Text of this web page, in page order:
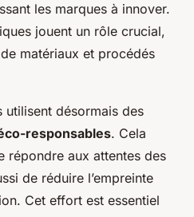
les marques à innover.
jouent un rôle crucial,
matériaux et procédés
utilisent désormais des
responsables. Cela
répondre aux attentes des
de réduire l’empreinte
Cet effort est essentiel